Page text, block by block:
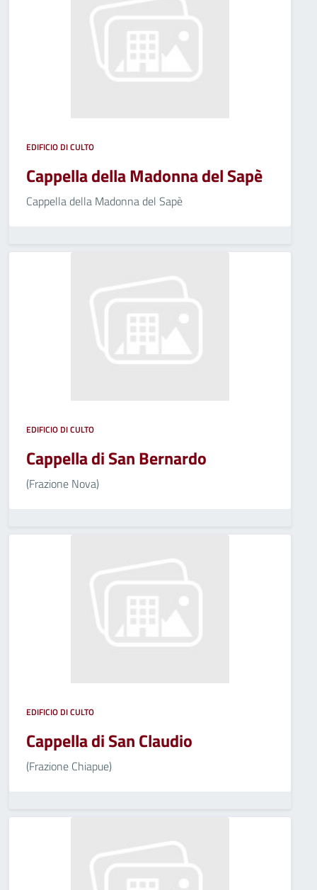
EDIFICIO DI CULTO
Cappella della Madonna del Sapè
Cappella della Madonna del Sapè
EDIFICIO DI CULTO
Cappella di San Bernardo
(Frazione Nova)
EDIFICIO DI CULTO
Cappella di San Claudio
(Frazione Chiapue)